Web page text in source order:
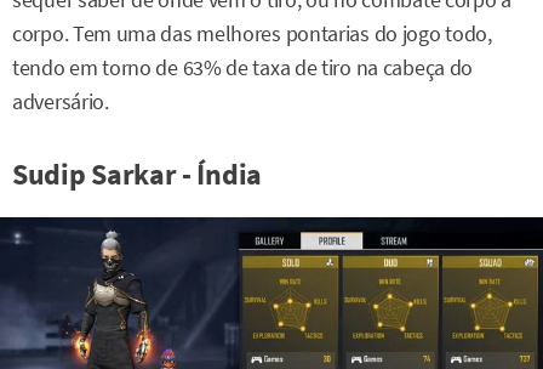
corpo. Tem uma das melhores pontarias do jogo todo,
tendo em torno de 63% de taxa de tiro na cabeça do
adversário.
Sudip Sarkar - Índia